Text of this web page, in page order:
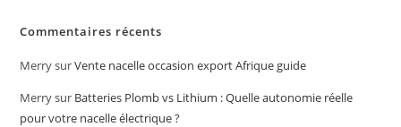
Commentaires récents
MerrysurVente nacelle occasion export Afrique guide
Merrysur Batteries Plomb vs Lithium : Quelle autonomie réelle
pour votre nacelle électrique ?